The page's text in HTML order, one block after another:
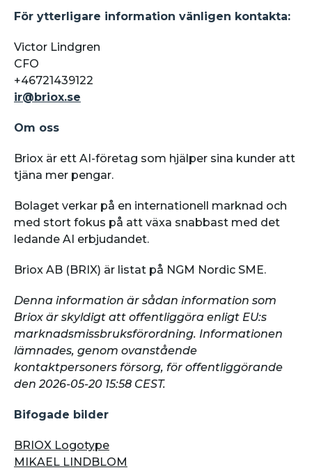
För ytterligare information vänligen kontakta:
Victor Lindgren
CFO
+46721439122
ir@briox.se
Om oss
Briox är ett AI-företag som hjälper sina kunder att
tjäna mer pengar.
Bolaget verkar på en internationell marknad och
med stort fokus på att växa snabbast med det
ledande AI erbjudandet.
Briox AB (BRIX) är listat på NGM Nordic SME.
Denna information är sådan information som
Briox är skyldigt att offentliggöra enligt EU:s
marknadsmissbruksförordning. Informationen
lämnades, genom ovanstående
kontaktpersoners försorg, för offentliggörande
den 2026-05-20 15:58 CEST.
Bifogade bilder
BRIOX Logotype
MIKAEL LINDBLOM